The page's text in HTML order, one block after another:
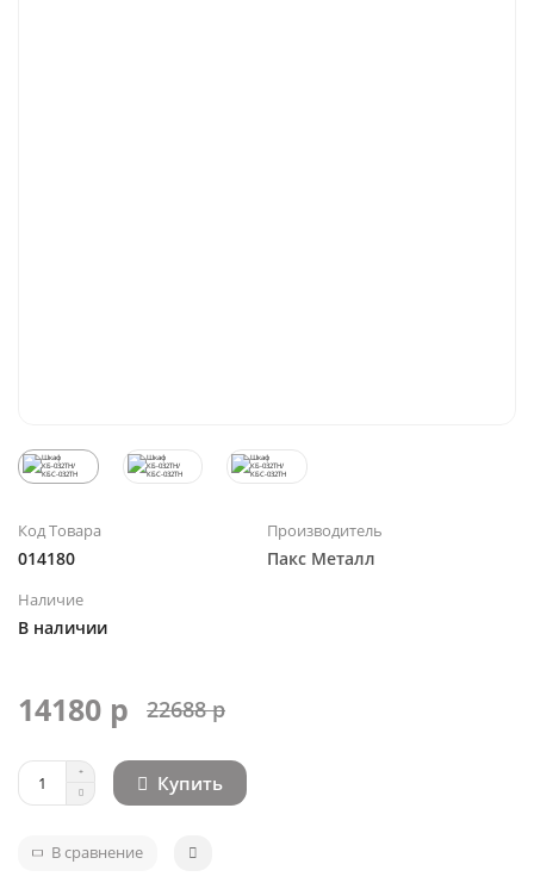
Код Товара
014180
Производитель
Пакс Металл
Наличие
В наличии
14180 р 22688 р
Купить
В сравнение